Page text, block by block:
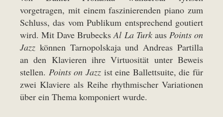
vorgetragen, mit einem faszinierenden piano zum
Schluss, das vom Publikum entsprechend goutiert
wird. Mit Dave BrubecksAl La Turkaus Points on
Jazz können Tarnopolskaja und Andreas Partilla
an den Klavieren ihre Virtuosität unter Beweis
stellen. Points on Jazzist eine Ballettsuite, die für
zwei Klaviere als Reihe rhythmischer Variationen
über ein Thema komponiert wurde.